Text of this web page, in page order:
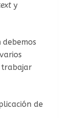
y
debemos
trabajar
de